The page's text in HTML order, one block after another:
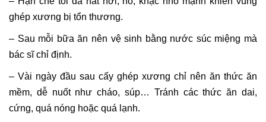
ghép xương bị tổn thương.
– Sau mỗi bữa ăn nên vệ sinh bằng nước súc miệng mà
bác sĩ chỉ định.
– Vài ngày đầu sau cấy ghép xương chỉ nên ăn thức ăn
mềm, dễ nuốt như cháo, súp… Tránh các thức ăn dai,
cứng, quá nóng hoặc quá lạnh.